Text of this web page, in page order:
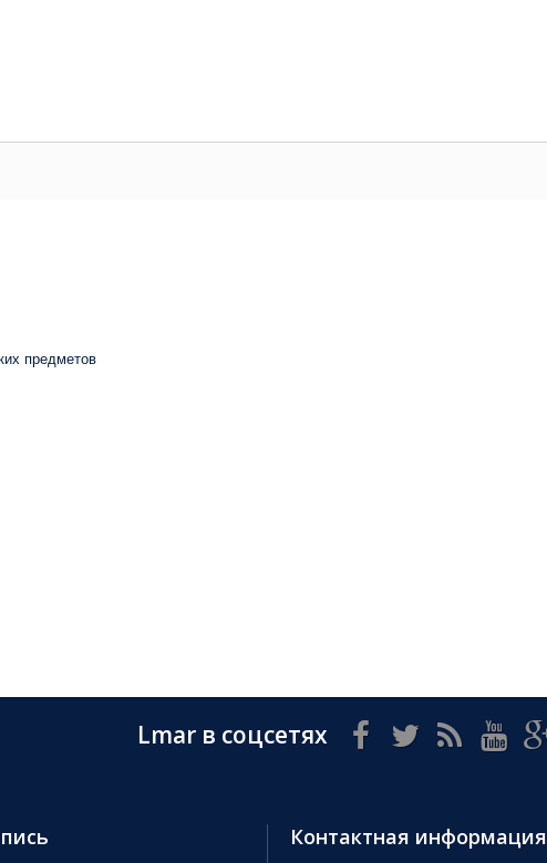
предметов
Lmar в соцсетях
Контактная информация